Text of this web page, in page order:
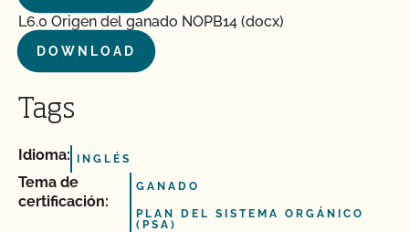
L6.0 Origen del ganado NOPB14 (docx)
DOWNLOAD
Tags
Idioma: INGLÉS
Tema de
certificación:
GANADO
PLAN DEL SISTEMA ORGÁNICO
(PSA)